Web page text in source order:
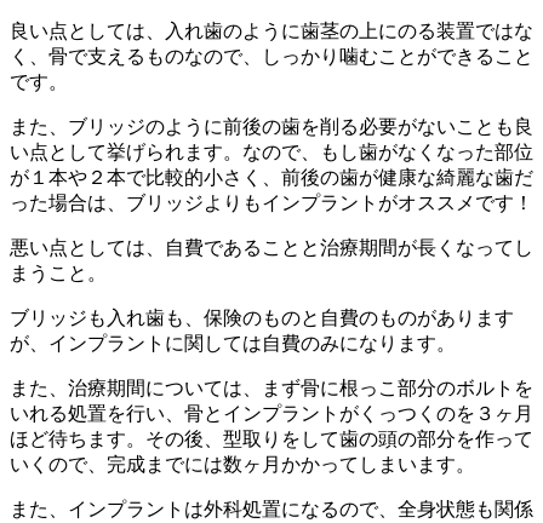
良い点としては、入れ歯のように歯茎の上にのる装置ではな
く、骨で支えるものなので、しっかり噛むことができること
です。
また、ブリッジのように前後の歯を削る必要がないことも良
い点として挙げられます。なので、もし歯がなくなった部位
が１本や２本で比較的小さく、前後の歯が健康な綺麗な歯だ
った場合は、ブリッジよりもインプラントがオススメです！
悪い点としては、自費であることと治療期間が長くなってし
まうこと。
ブリッジも入れ歯も、保険のものと自費のものがあります
が、インプラントに関しては自費のみになります。
また、治療期間については、まず骨に根っこ部分のボルトを
いれる処置を行い、骨とインプラントがくっつくのを３ヶ月
ほど待ちます。その後、型取りをして歯の頭の部分を作って
いくので、完成までには数ヶ月かかってしまいます。
また、インプラントは外科処置になるので、全身状態も関係